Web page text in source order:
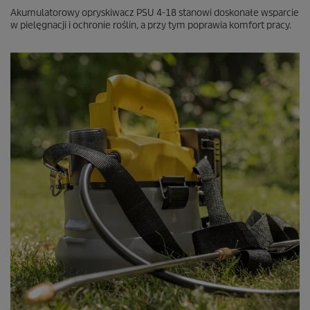
Akumulatorowy opryskiwacz PSU 4-18 stanowi doskonałe wsparcie
w pielęgnacji i ochronie roślin, a przy tym poprawia komfort pracy.